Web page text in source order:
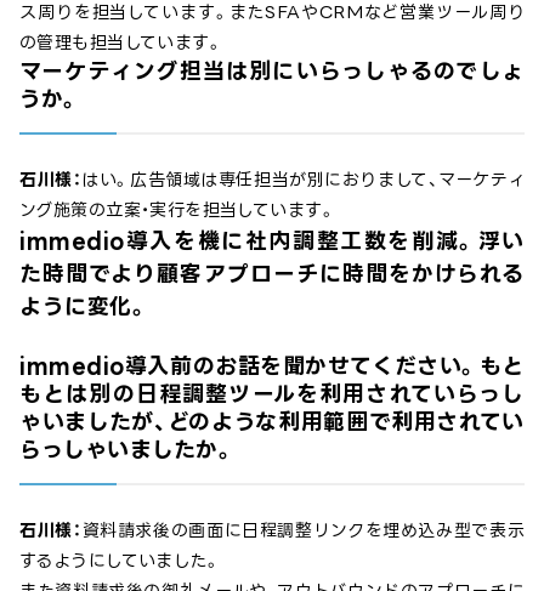
ス周りを担当しています。またSFAやCRMなど営業ツール周り
の管理も担当しています。
マーケティング担当は別にいらっしゃるのでしょ
うか。
石川様： はい。広告領域は専任担当が別におりまして、マーケティ
ング施策の立案・実行を担当しています。
immedio導入を機に社内調整工数を削減。浮い
た時間でより顧客アプローチに時間をかけられる
ように変化。
immedio導入前のお話を聞かせてください。もと
もとは別の日程調整ツールを利用されていらっし
ゃいましたが、どのような利用範囲で利用されてい
らっしゃいましたか。
石川様： 資料請求後の画面に日程調整リンクを埋め込み型で表示
するようにしていました。